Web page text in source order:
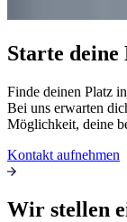
Starte
Finde deinen Platz
Bei uns erwarten
Möglichkeit, deine
Kontakt aufnehmen
Wir stellen